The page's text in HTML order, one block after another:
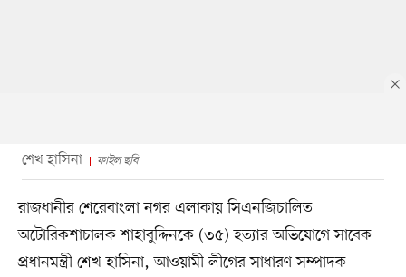
শেখ হাসিনা ফাইল ছবি
রাজধানীর শেরেবাংলা নগর এলাকায় সিএনজিচালিত
অটোরিকশাচালক শাহাবুদ্দিনকে (৩৫) হত্যার অভিযোগে সাবেক
প্রধানমন্ত্রী শেখ হাসিনা, আওয়ামী লীগের সাধারণ সম্পাদক